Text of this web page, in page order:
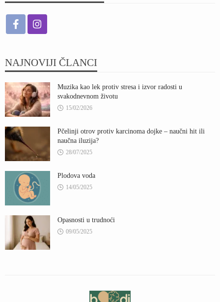
NAJNOVIJI ČLANCI
Muzika kao lek protiv stresa i izvor radosti u
svakodnevnom životu
15/02/2026
Pčelinji otrov protiv karcinoma dojke – naučni hit ili
naučna iluzija?
28/07/2025
Plodova voda
14/05/2025
Opasnosti u trudnoći
09/05/2025